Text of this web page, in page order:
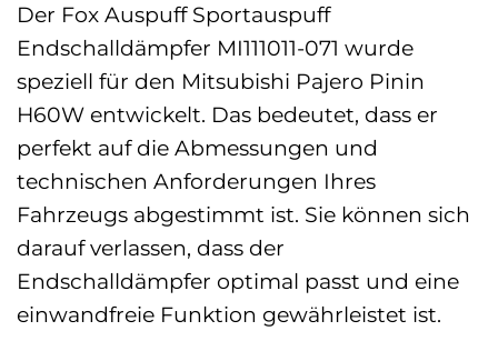
Der Fox Auspuff Sportauspuff
Endschalldämpfer MI111011-071 wurde
speziell für den Mitsubishi Pajero Pinin
H60W entwickelt. Das bedeutet, dass er
perfekt auf die Abmessungen und
technischen Anforderungen Ihres
Fahrzeugs abgestimmt ist. Sie können sich
darauf verlassen, dass der
Endschalldämpfer optimal passt und eine
einwandfreie Funktion gewährleistet ist.